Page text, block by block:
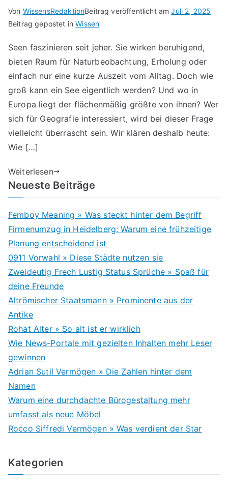
Von WissensRedaktionBeitrag veröffentlicht amJuli 2, 2025
Beitrag gepostet inWissen
Seen faszinieren seit jeher. Sie wirken beruhigend,
bieten Raum für Naturbeobachtung, Erholung oder
einfach nur eine kurze Auszeit vom Alltag. Doch wie
groß kann ein See eigentlich werden? Und wo in
Europa liegt der flächenmäßig größte von ihnen? Wer
sich für Geografie interessiert, wird bei dieser Frage
vielleicht überrascht sein. Wir klären deshalb heute:
Wie […]
Weiterlesen
Neueste Beiträge
Femboy Meaning » Was steckt hinter dem Begriff
Firmenumzug in Heidelberg: Warum eine frühzeitige
Planung entscheidend ist
0911 Vorwahl » Diese Städte nutzen sie
Zweideutig Frech Lustig Status Sprüche » Spaß für
deine Freunde
Altrömischer Staatsmann » Prominente aus der
Antike
Rohat Alter » So alt ist er wirklich
Wie News-Portale mit gezielten Inhalten mehr Leser
gewinnen
Adrian Sutil Vermögen » Die Zahlen hinter dem
Namen
Warum eine durchdachte Bürogestaltung mehr
umfasst als neue Möbel
Rocco Siffredi Vermögen » Was verdient der Star
Kategorien